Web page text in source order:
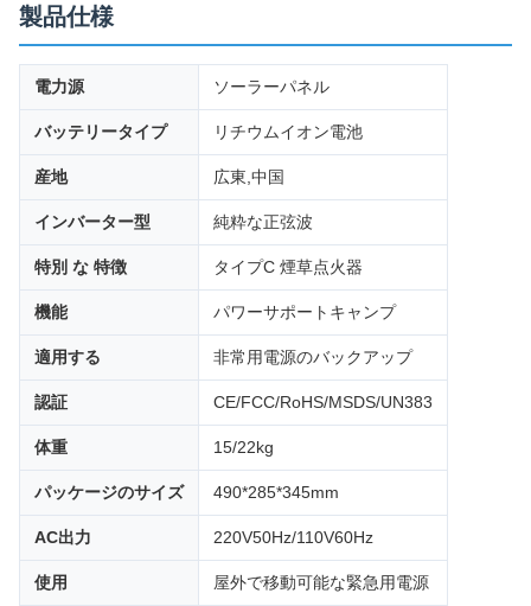
製品仕様
電力源 ソーラーパネル
バッテリータイプ リチウムイオン電池
産地 広東,中国
インバーター型 純粋な正弦波
特別 な 特徴 タイプC 煙草点火器
機能 パワーサポートキャンプ
適用する 非常用電源のバックアップ
認証 CE/FCC/RoHS/MSDS/UN383
体重 15/22kg
パッケージのサイズ 490*285*345mm
AC出力 220V50Hz/110V60Hz
使用 屋外で移動可能な緊急用電源